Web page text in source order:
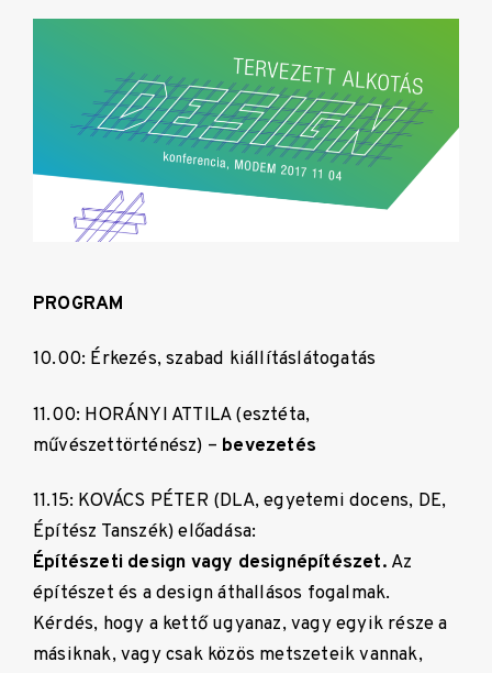
PROGRAM
10.00: Érkezés, szabad kiállításlátogatás
11.00: HORÁNYI ATTILA (esztéta,
művészettörténész) – bevezetés
11.15: KOVÁCS PÉTER (DLA, egyetemi docens, DE,
Építész Tanszék) előadása:
Építészeti design vagy designépítészet. Az
építészet és a design áthallásos fogalmak.
Kérdés, hogy a kettő ugyanaz, vagy egyik része a
másiknak, vagy csak közös metszeteik vannak,